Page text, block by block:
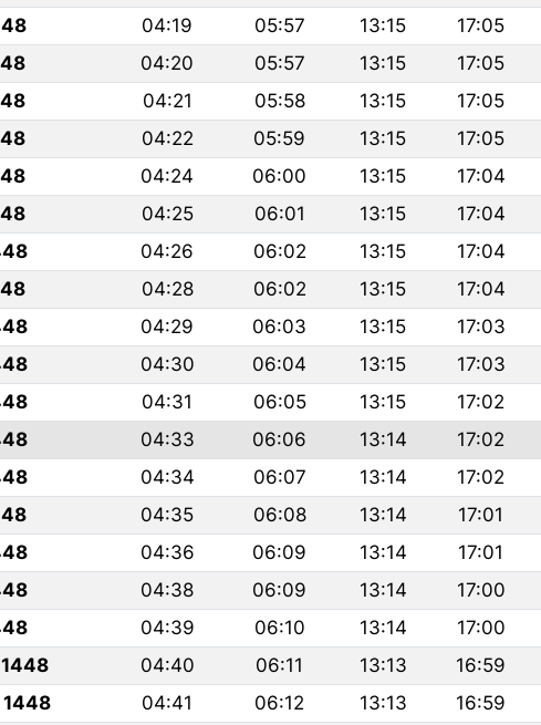
04:19 05:57 13:15 17:05
04:20 05:57 13:15 17:05
04:21 05:58 13:15 17:05
04:22 05:59 13:15 17:05
04:24 06:00 13:15 17:04
04:25 06:01 13:15 17:04
04:26 06:02 13:15 17:04
04:28 06:02 13:15 17:04
04:29 06:03 13:15 17:03
04:30 06:04 13:15 17:03
04:31 06:05 13:15 17:02
04:33 06:06 13:14 17:02
04:34 06:07 13:14 17:02
04:35 06:08 13:14 17:01
04:36 06:09 13:14 17:01
04:38 06:09 13:14 17:00
04:39 06:10 13:14 17:00
04:40 06:11 13:13 16:59
1448 04:41 06:12 13:13 16:59